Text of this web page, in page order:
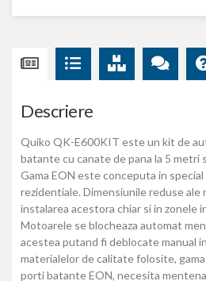
Descriere
Quiko QK-E600KIT este un kit de
batante cu canate de pana la 5 metri
Gama EON este conceputa in
rezidentiale. Dimensiunile reduse ale
instalarea acestora chiar si in zonele
Motoarele se blocheaza automat
acestea putand fi deblocate manual
materialelor de calitate folosite,
porti batante EON, necesita